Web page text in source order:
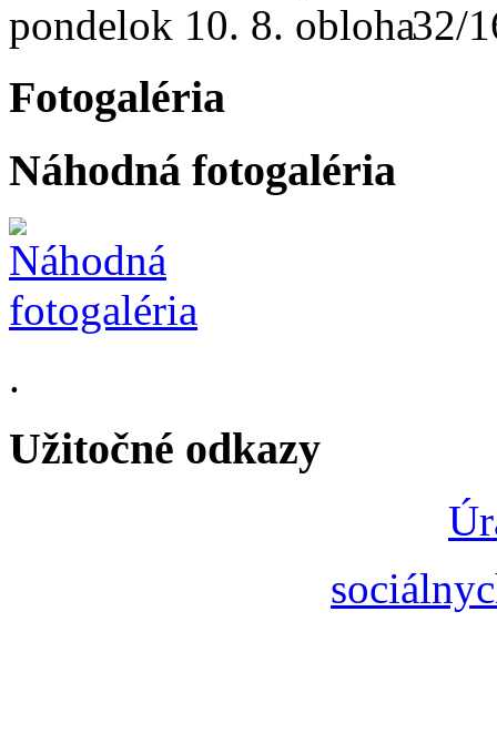
pondelok 10. 8. 32/
Fotogaléria
Náhodná fotogaléria
.
Užitočné odkazy